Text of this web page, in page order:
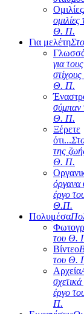
Ομιλίες
ομιλίες
Θ. Π.
Για μελέτη
για τους
στίχους
Θ. Π.
σύμπαν
Θ. Π.
Ξέρετε
ότι...
της
Θ. Π.
όργανα
έργο
Θ.Π.
Πολυμέσα
του Θ.
Βίντεο
του Θ.
Αρχεία
έργο
Π.